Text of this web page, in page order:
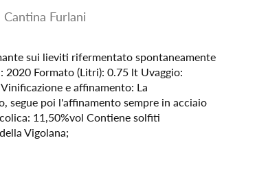
Furlani
sui lieviti rifermentato spontaneamente
2020 Formato (Litri): 0.75 lt Uvaggio:
e affinamento: La
segue poi l'affinamento sempre in acciaio
11,50%vol Contiene solfiti
Vigolana;